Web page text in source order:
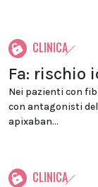
CLINICA
Fa: rischio
Nei pazienti con
con antagonisti
apixaban...
CLINICA